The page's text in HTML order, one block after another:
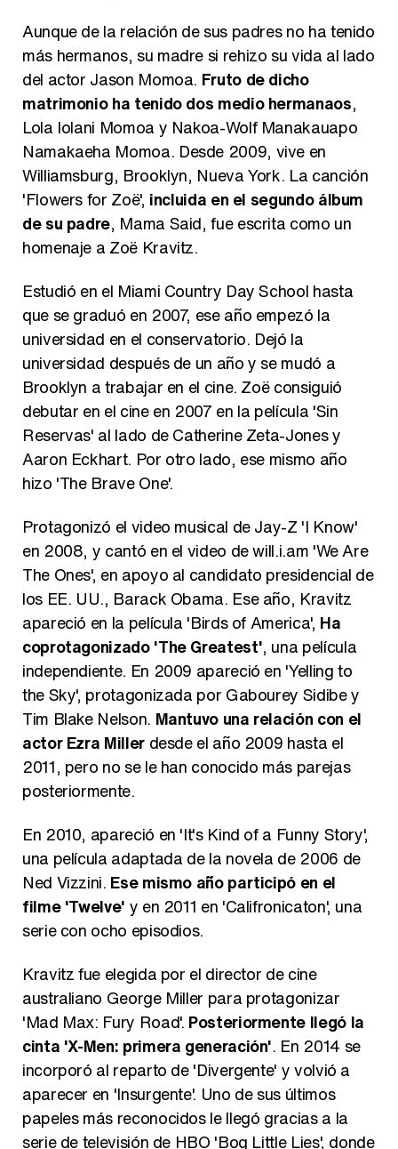
Belén Esteban: "Estoy emocionada, muy contenta y muy feliz por llegar a RTVE"
Aunque de la relación de sus padres no ha tenido
más hermanos, su madre si rehizo su vida al lado
del actor Jason Momoa. Fruto de dicho
matrimonio ha tenido dos medio hermanaos,
Lola Iolani Momoa y Nakoa-Wolf Manakauapo
Namakaeha Momoa. Desde 2009, vive en
Williamsburg, Brooklyn, Nueva York. La canción
'Flowers for Zoë', incluida en el segundo álbum
de su padre, Mama Said, fue escrita como un
homenaje a Zoë Kravitz.
Estudió en el Miami Country Day School hasta
que se graduó en 2007, ese año empezó la
universidad en el conservatorio. Dejó la
universidad después de un año y se mudó a
Brooklyn a trabajar en el cine. Zoë consiguió
debutar en el cine en 2007 en la película 'Sin
Reservas' al lado de Catherine Zeta-Jones y
Aaron Eckhart. Por otro lado, ese mismo año
hizo 'The Brave One'.
Protagonizó el video musical de Jay-Z 'I Know'
en 2008, y cantó en el video de will.i.am 'We Are
The Ones', en apoyo al candidato presidencial de
los EE. UU., Barack Obama. Ese año, Kravitz
apareció en la película 'Birds of America', Ha
coprotagonizado 'The Greatest', una película
independiente. En 2009 apareció en 'Yelling to
the Sky', protagonizada por Gabourey Sidibe y
Tim Blake Nelson. Mantuvo una relación con el
actor Ezra Millerdesde el año 2009 hasta el
2011, pero no se le han conocido más parejas
posteriormente.
En 2010, apareció en 'It's Kind of a Funny Story',
una película adaptada de la novela de 2006 de
Ned Vizzini. Ese mismo año participó en el
filme 'Twelve' y en 2011 en 'Califronicaton', una
serie con ocho episodios.
Kravitz fue elegida por el director de cine
australiano George Miller para protagonizar
'Mad Max: Fury Road'. Posteriormente llegó la
cinta 'X-Men: primera generación'. En 2014 se
incorporó al reparto de 'Divergente' y volvió a
aparecer en 'Insurgente'. Uno de sus últimos
papeles más reconocidos le llegó gracias a la
serie de televisión de HBO 'Bog Little Lies', donde